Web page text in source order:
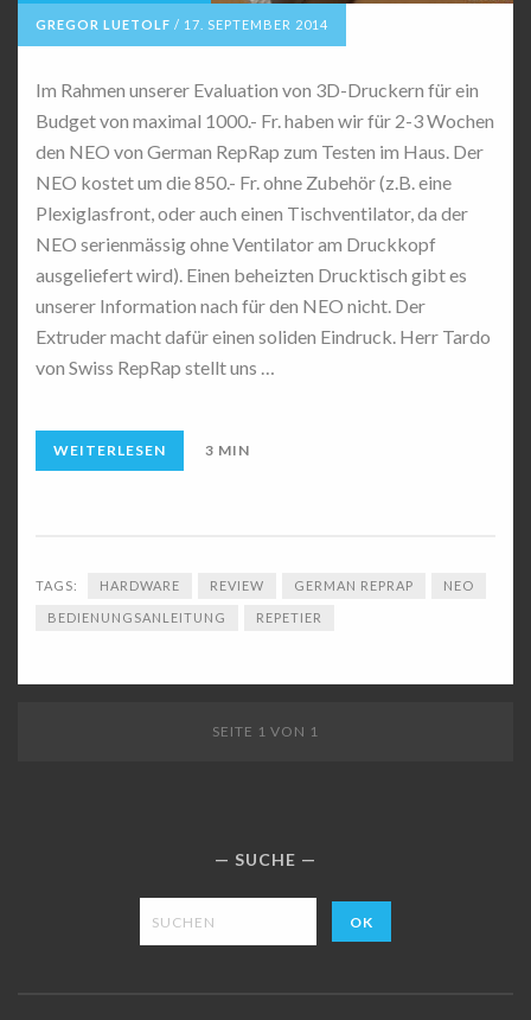
GREGOR LUETOLF / 17. SEPTEMBER 2014
Im Rahmen unserer Evaluation von 3D-Druckern für ein
Budget von maximal 1000.- Fr. haben wir für 2-3 Wochen
den NEO von German RepRap zum Testen im Haus. Der
NEO kostet um die 850.- Fr. ohne Zubehör (z.B. eine
Plexiglasfront, oder auch einen Tischventilator, da der
NEO serienmässig ohne Ventilator am Druckkopf
ausgeliefert wird). Einen beheizten Drucktisch gibt es
unserer Information nach für den NEO nicht. Der
Extruder macht dafür einen soliden Eindruck. Herr Tardo
von Swiss RepRap stellt uns …
WEITERLESEN 3 MIN
TAGS: HARDWARE REVIEW GERMAN REPRAP NEO
BEDIENUNGSANLEITUNG REPETIER
SEITE 1 VON 1
SUCHE